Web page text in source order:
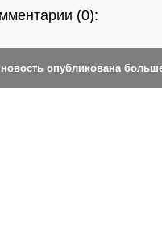
(0):
опубликована